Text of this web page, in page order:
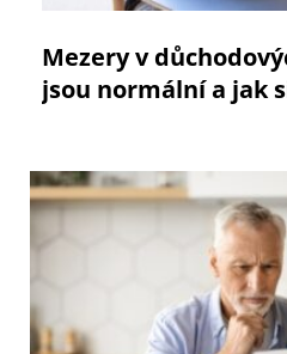
Mezery v
jsou normální a jak